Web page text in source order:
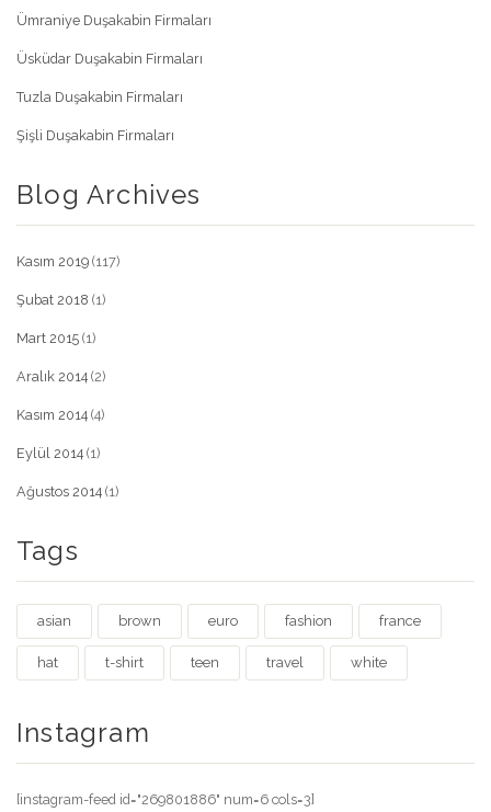
Ümraniye Duşakabin Firmaları
Üsküdar Duşakabin Firmaları
Tuzla Duşakabin Firmaları
Şişli Duşakabin Firmaları
Blog Archives
Kasım 2019 (117)
Şubat 2018 (1)
Mart 2015 (1)
Aralık 2014 (2)
Kasım 2014 (4)
Eylül 2014 (1)
Ağustos 2014 (1)
Tags
asian brown euro fashion france
hat t-shirt teen travel white
Instagram
[instagram-feed id="269801886" num=6 cols=3]